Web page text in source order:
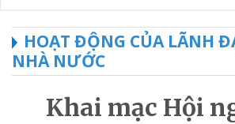
HOẠT ĐỘNG CỦA LÃNH
NHÀ NƯỚC
Khai mạc Hội